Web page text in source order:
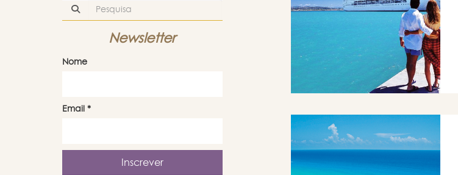
Newsletter
Nome
Email *